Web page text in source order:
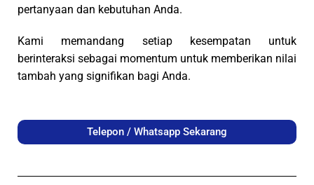
pertanyaan dan kebutuhan Anda.
Kami memandang setiap kesempatan untuk
berinteraksi sebagai momentum untuk memberikan nilai
tambah yang signifikan bagi Anda.
Telepon / Whatsapp Sekarang